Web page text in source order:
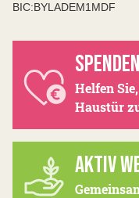
BIC:BYLADEM1MDF
SPENDEN
Helfen
Haustür
AKTIV